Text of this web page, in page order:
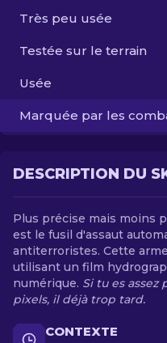
Très peu usée
Testée sur le terrain
Usée
Marquée par les
DESCRIPTION DU
Plus précise mais moins
est le fusil d'assaut
antiterroristes. Cette
utilisant un film
numérique. Si tu es
pixels, il déjà trop tard.
CONTEXTE